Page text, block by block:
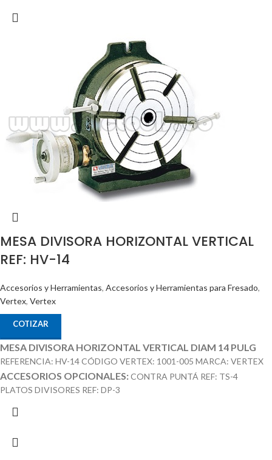
MESA DIVISORA HORIZONTAL VERTICAL
REF: HV-14
Accesorios y Herramientas, Accesorios y Herramientas para Fresado,
Vertex, Vertex
COTIZAR
MESA DIVISORA HORIZONTAL VERTICAL DIAM 14 PULG
REFERENCIA: HV-14 CÓDIGO VERTEX: 1001-005 MARCA: VERTEX
ACCESORIOS OPCIONALES:CONTRA PUNTÁ REF: TS-4
PLATOS DIVISORES REF: DP-3